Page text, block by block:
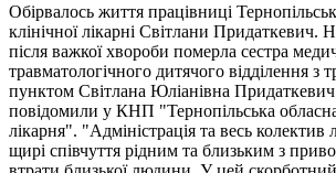
Обірвалось життя працівниці
клінічної лікарні Світлани Придаткевич.
після важкої хвороби померла сестра
травматологічного дитячого відділення з
пунктом Світлана Юліанівна
повідомили у КНП "Тернопільська обласна
лікарня". "Адміністрація та весь колектив
щирі співчуття рідним та близьким з